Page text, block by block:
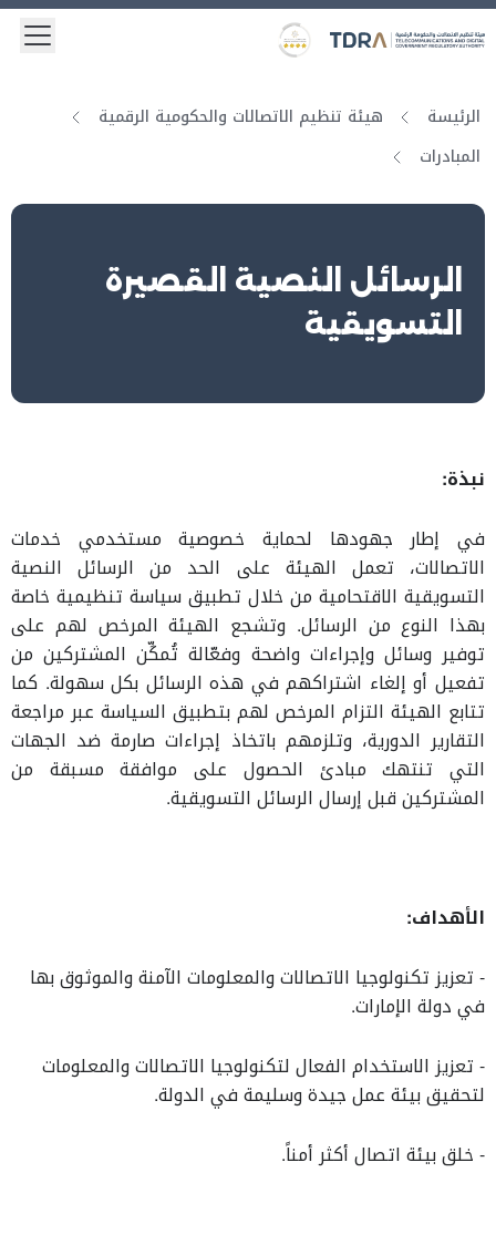
Logo
Gold star Logo
الرئيسة
هيئة تنظيم الاتصالات والحكومية الرقمية
المبادرات
الرسائل النصية القصيرة
التسويقية
نبذة:
في إطار جهودها لحماية خصوصية مستخدمي خدمات
الاتصالات، تعمل الهيئة على الحد من الرسائل النصية
التسويقية الاقتحامية من خلال تطبيق سياسة تنظيمية خاصة
بهذا النوع من الرسائل. وتشجع الهيئة المرخص لهم على
توفير وسائل وإجراءات واضحة وفعّالة تُمكِّن المشتركين من
تفعيل أو إلغاء اشتراكهم في هذه الرسائل بكل سهولة. كما
تتابع الهيئة التزام المرخص لهم بتطبيق السياسة عبر مراجعة
التقارير الدورية، وتلزمهم باتخاذ إجراءات صارمة ضد الجهات
التي تنتهك مبادئ الحصول على موافقة مسبقة من
المشتركين قبل إرسال الرسائل التسويقية.
الأهداف:
- تعزيز تكنولوجيا الاتصالات والمعلومات الآمنة والموثوق بها
في دولة الإمارات.
- تعزيز الاستخدام الفعال لتكنولوجيا الاتصالات والمعلومات
لتحقيق بيئة عمل جيدة وسليمة في الدولة.
- خلق بيئة اتصال أكثر أمناً.